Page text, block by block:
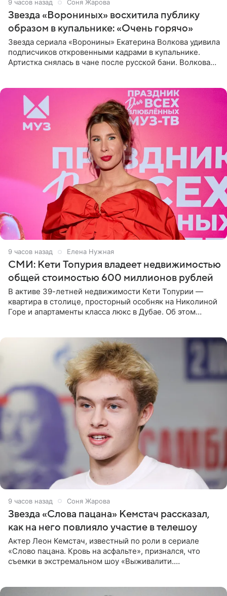
9 часов назад Соня Жарова
Звезда «Ворониных» восхитила публику
образом в купальнике: «Очень горячо»
Звезда сериала «Воронины» Екатерина Волкова удивила
подписчиков откровенными кадрами в купальнике.
Артистка снялась в чане после русской бани. Волкова
9 часов назад Елена Нужная
СМИ: Кети Топурия владеет недвижимостью
общей стоимостью 600 миллионов рублей
В активе 39-летней недвижимости Кети Топурии —
квартира в столице, просторный особняк на Николиной
Горе и апартаменты класса люкс в Дубае. Об этом
9 часов назад Соня Жарова
Звезда «Слова пацана» Кемстач рассказал,
как на него повлияло участие в телешоу
Актер Леон Кемстач, известный по роли в сериале
«Слово пацана. Кровь на асфальте», признался, что
съемки в экстремальном шоу «Выживалити.